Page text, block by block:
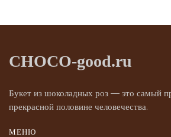
CHOCO-good.ru
Букет из шоколадных роз — это самый
прекрасной половине человечества.
МЕНЮ